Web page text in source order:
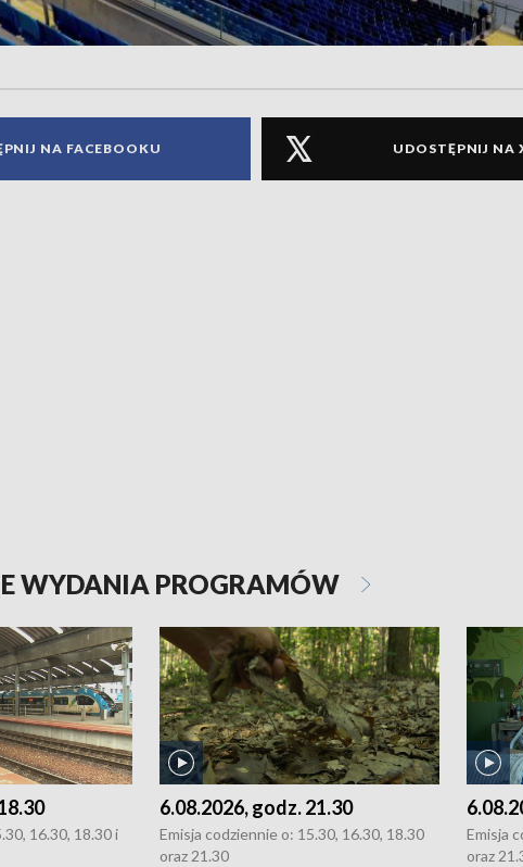
NA FACEBOOKU UDOSTĘPNIJ NA
WYDANIA PROGRAMÓW
16.30, 18.30 i
6.08.2026, godz. 21.30
Emisja codziennie o: 15.30, 16.30, 18.30
oraz 21.30
Emisja
oraz